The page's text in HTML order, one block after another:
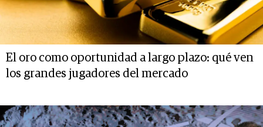
El oro como oportunidad a largo plazo: qué ven
los grandes jugadores del mercado